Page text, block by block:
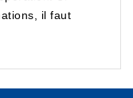
il faut